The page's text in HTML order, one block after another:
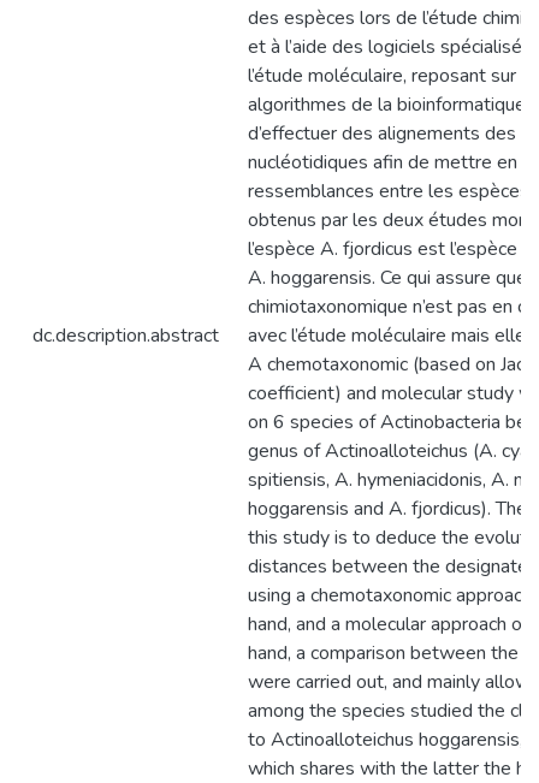
dc.description.abstract
des espèces lors de l’étude
et à l’aide des logiciels
l’étude moléculaire, reposant sur
algorithmes de la bioinformatique
d’effectuer des alignements des
nucléotidiques afin de mettre en
ressemblances entre les
obtenus par les deux études
l’espèce A. fjordicus est l’espèce
A. hoggarensis. Ce qui assure que
chimiotaxonomique n’est pas en
avec l’étude moléculaire mais elle
A chemotaxonomic (based on
coefficient) and molecular study
on 6 species of Actinobacteria
genus of Actinoalloteichus (A.
spitiensis, A. hymeniacidonis, A.
hoggarensis and A. fjordicus). The
this study is to deduce the
distances between the
using a chemotaxonomic
hand, and a molecular approach
hand, a comparison between the
were carried out, and mainly
among the species studied the
to Actinoalloteichus hoggarensis,
which shares with the latter the